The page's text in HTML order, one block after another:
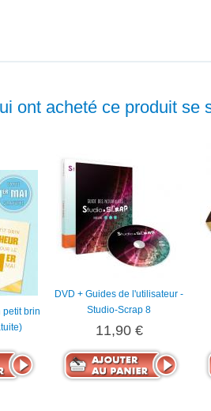
ont acheté ce produit se
petit brin
DVD + Guides de l'utilisateur -
Studio-Scrap 8
11,90 €